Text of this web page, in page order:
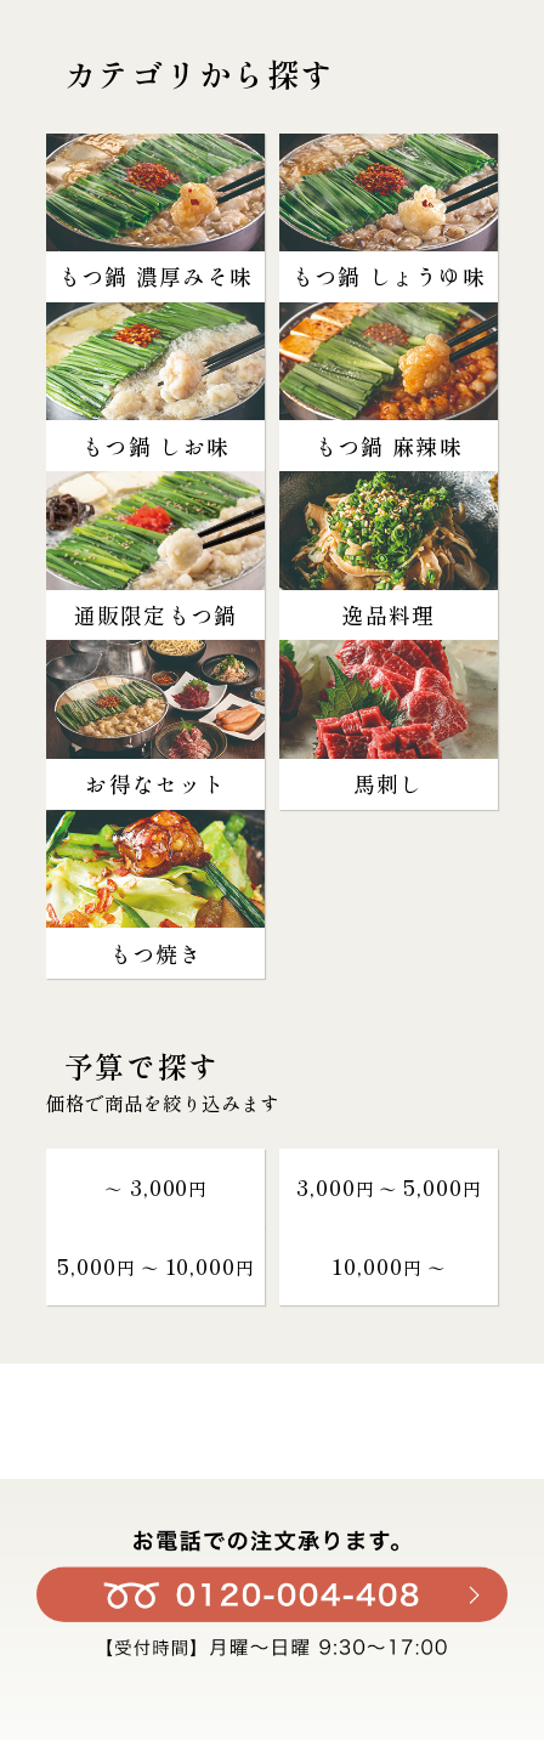
カテゴリから探す
もつ鍋 濃厚みそ味 もつ鍋 しょうゆ味
もつ鍋 しお味 もつ鍋 麻辣味
通販限定もつ鍋 逸品料理
お得なセット 馬刺し
もつ焼き
予算で探す
価格で商品を絞り込みます
～ 3,000円 3,000円 〜 5,000円
5,000円 〜 10,000円 10,000円 〜